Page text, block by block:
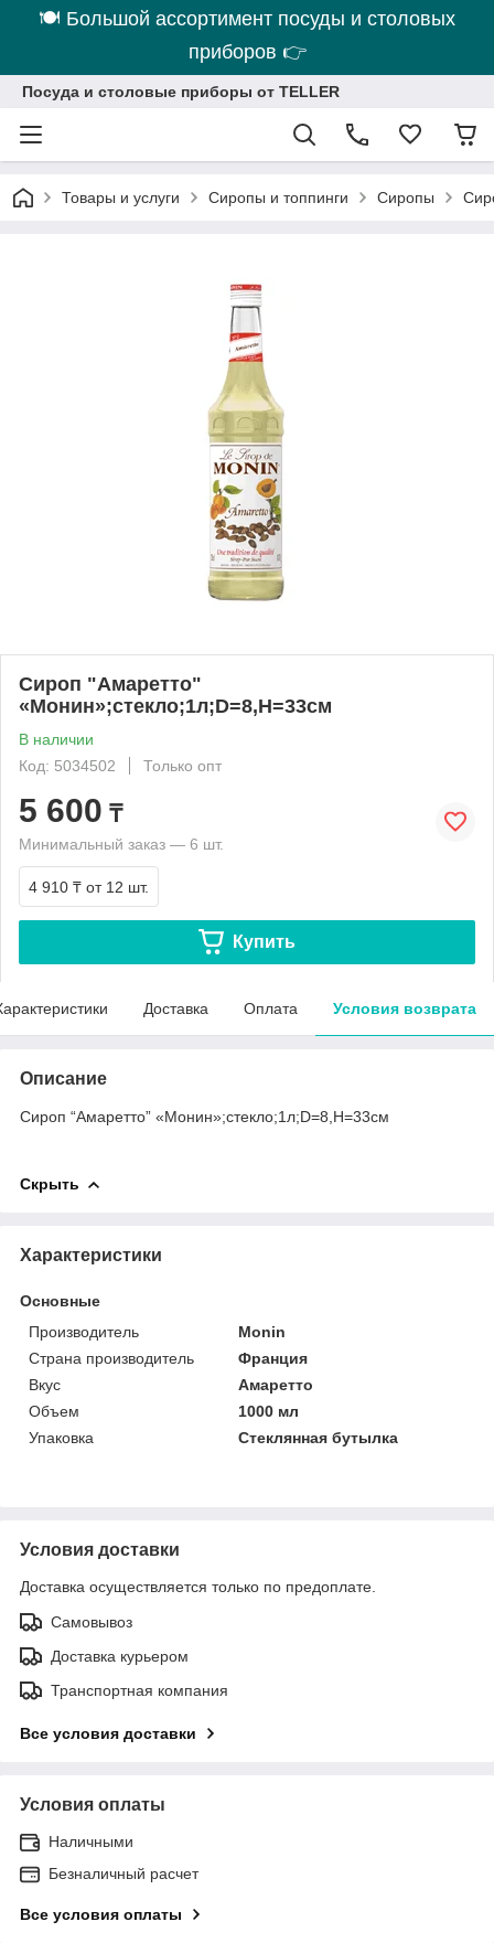
🍽 Большой ассортимент посуды и столовых
приборов 👉
Посуда и столовые приборы от TELLER
Товары и услуги Сиропы и топпинги Сиропы
Сироп "Амаретто"
«Монин»;стекло;1л;D=8,H=33см
В наличии
Код: 5034502
Только опт
5 600 ₸
Минимальный заказ — 6 шт.
4 910 ₸ от 12 шт.
Купить
Доставка Оплата Условия возврата
Описание
Сироп “Амаретто” «Монин»;стекло;1л;D=8,H=33см
Скрыть
Характеристики
Основные
Производитель
Monin
Страна производитель
Франция
Вкус
Амаретто
Объем
1000 мл
Упаковка
Стеклянная бутылка
Условия доставки
Доставка осуществляется только по предоплате.
Самовывоз
Доставка курьером
Транспортная компания
Все условия доставки
Условия оплаты
Наличными
Безналичный расчет
Все условия оплаты